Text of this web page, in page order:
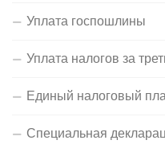
Уплата госпошлины
Уплата налогов за
Единый налоговый
Специальная